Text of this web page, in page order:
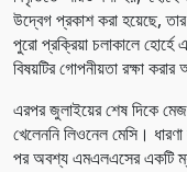
উদ্বেগ প্রকাশ করা হয়েছে,
পুরো প্রক্রিয়া চলাকালে
বিষয়টির গোপনীয়তা রক্ষা
এরপর জুলাইয়ের শেষ দিকে
খেলেননি লিওনেল মেসি।
পর অবশ্য এমএলএসের একটি